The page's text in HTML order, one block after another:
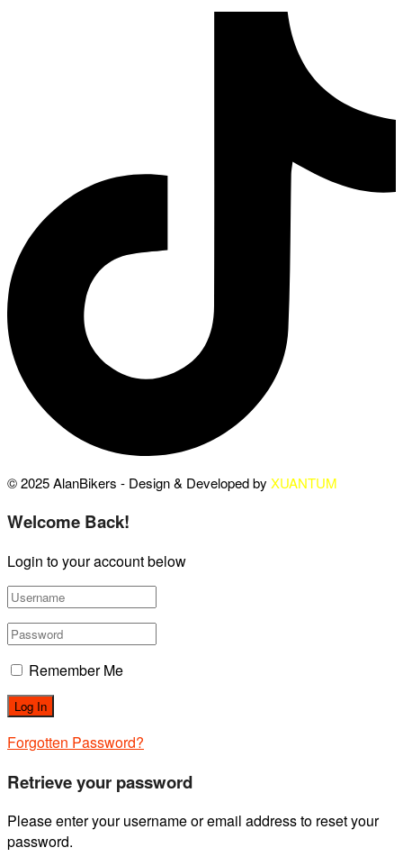
© 2025 AlanBikers - Design & Developed by XUANTUM
Welcome Back!
Login to your account below
Remember Me
Forgotten Password?
Retrieve your password
Please enter your username or email address to reset your
password.